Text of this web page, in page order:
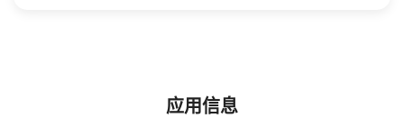
应用信息